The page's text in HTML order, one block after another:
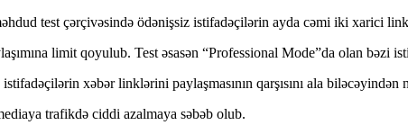
test çərçivəsində ödənişsiz istifadəçilərin ayda cəmi iki xarici
limit qoyulub. Test əsasən “Professional Mode”da olan bəzi
xəbər linklərini paylaşmasının qarşısını ala biləcəyindən
trafikdə ciddi azalmaya səbəb olub.